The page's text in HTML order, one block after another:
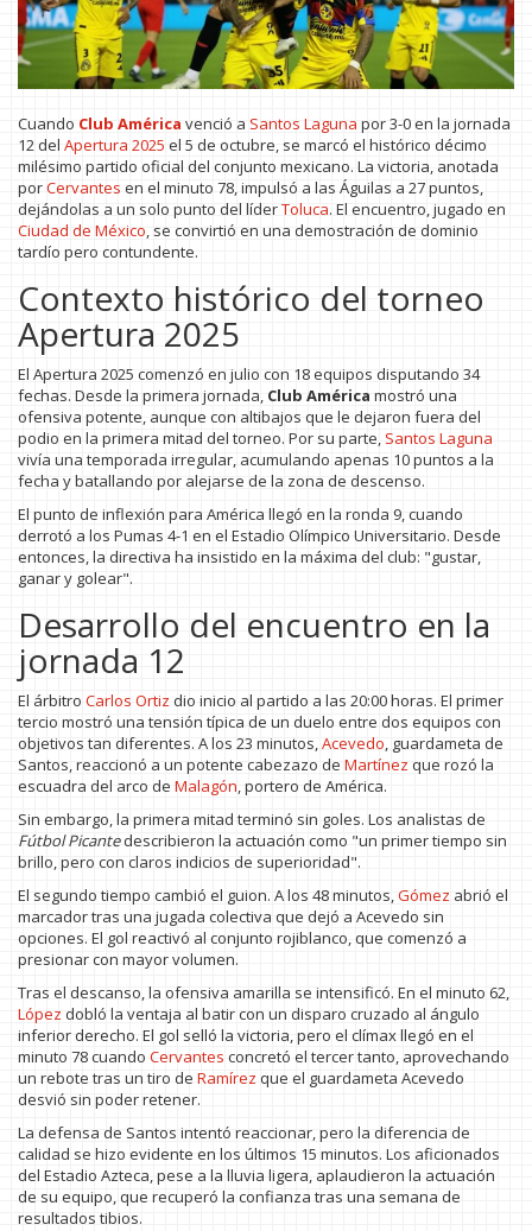
Cuando Club América venció a Santos Laguna por 3-0 en la jornada
12 del Apertura 2025 el 5 de octubre, se marcó el histórico décimo
milésimo partido oficial del conjunto mexicano. La victoria, anotada
porCervantes en el minuto 78, impulsó a las Águilas a 27 puntos,
dejándolas a un solo punto del líderToluca. El encuentro, jugado en
Ciudad de México, se convirtió en una demostración de dominio
tardío pero contundente.
Contexto histórico del torneo
Apertura 2025
El Apertura 2025 comenzó en julio con 18 equipos disputando 34
fechas. Desde la primera jornada, Club América mostró una
ofensiva potente, aunque con altibajos que le dejaron fuera del
podio en la primera mitad del torneo. Por su parte, Santos Laguna
vivía una temporada irregular, acumulando apenas 10 puntos a la
fecha y batallando por alejarse de la zona de descenso.
El punto de inflexión para América llegó en la ronda 9, cuando
derrotó a los Pumas 4-1 en el Estadio Olímpico Universitario. Desde
entonces, la directiva ha insistido en la máxima del club: "gustar,
ganar y golear".
Desarrollo del encuentro en la
jornada 12
El árbitro Carlos Ortiz dio inicio al partido a las 20:00 horas. El primer
tercio mostró una tensión típica de un duelo entre dos equipos con
objetivos tan diferentes. A los 23 minutos,Acevedo, guardameta de
Santos, reaccionó a un potente cabezazo de Martínez que rozó la
escuadra del arco de Malagón, portero de América.
Sin embargo, la primera mitad terminó sin goles. Los analistas de
Fútbol Picantedescribieron la actuación como "un primer tiempo sin
brillo, pero con claros indicios de superioridad".
El segundo tiempo cambió el guion. A los 48 minutos,Gómez abrió el
marcador tras una jugada colectiva que dejó a Acevedo sin
opciones. El gol reactivó al conjunto rojiblanco, que comenzó a
presionar con mayor volumen.
Tras el descanso, la ofensiva amarilla se intensificó. En el minuto 62,
López dobló la ventaja al batir con un disparo cruzado al ángulo
inferior derecho. El gol selló la victoria, pero el clímax llegó en el
minuto 78 cuando Cervantes concretó el tercer tanto, aprovechando
un rebote tras un tiro de Ramírez que el guardameta Acevedo
desvió sin poder retener.
La defensa de Santos intentó reaccionar, pero la diferencia de
calidad se hizo evidente en los últimos 15 minutos. Los aficionados
del Estadio Azteca, pese a la lluvia ligera, aplaudieron la actuación
de su equipo, que recuperó la confianza tras una semana de
resultados tibios.